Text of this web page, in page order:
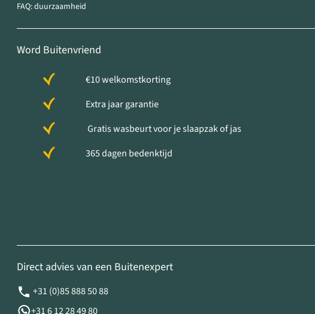
FAQ: duurzaamheid
Word Buitenvriend
€10 welkomstkorting
Extra jaar garantie
Gratis wasbeurt voor je slaapzak of jas
365 dagen bedenktijd
Direct advies van een Buitenexpert
+31 (0)85 888 50 88
+31 6 12 28 49 80